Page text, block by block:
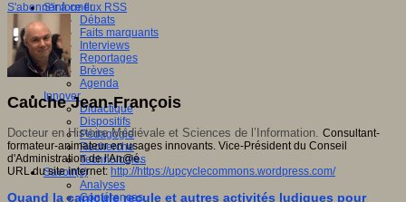
S'informer
Débats
Faits marquants
Interviews
Reportages
Brèves
Agenda
Innover
Didactique
Dispositifs
Pédagogie
Recherche
Technologies
Savoir(s)
Analyses
Conférences
S'abonner à ce flux RSS
Cauche Jean-François
Docteur en Histoire Médiévale et Sciences de l’Information. Consultant-
formateur-animateur en usages innovants. Vice-Président du Conseil
d'Administration de l'An@é.
URL du site internet: http://https://upcyclecommons.wordpress.com/
Quand la canicule recule et autres activités ludiques pour